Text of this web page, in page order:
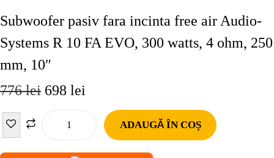
Subwoofer pasiv fara incinta free air Audio-
Systems R 10 FA EVO, 300 watts, 4 ohm, 250
mm, 10″
776lei 698 lei
ADAUGĂ ÎN COȘ